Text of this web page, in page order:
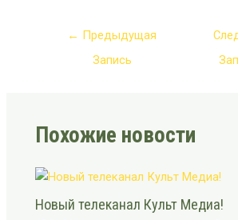
← Предыдущая
Запись
Похожие новости
Новый телеканал Культ Медиа!